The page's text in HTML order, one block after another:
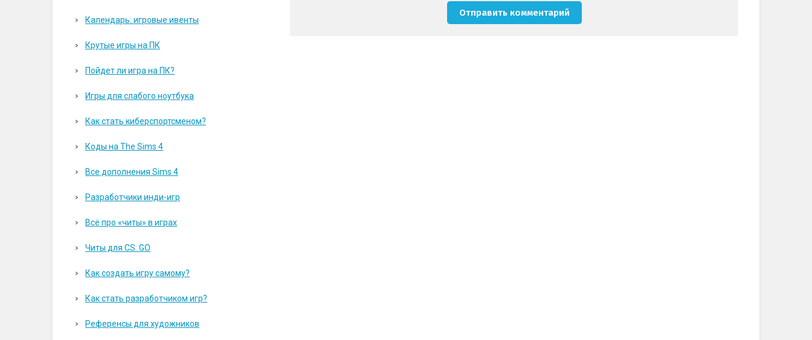
Календарь: игровые ивенты
Крутые игры на ПК
Пойдет ли игра на ПК?
Игры для слабого ноутбука
Как стать киберспортсменом?
Коды на The Sims 4
Все дополнения Sims 4
Разработчики инди-игр
Всё про «читы» в играх
Читы для CS: GO
Как создать игру самому?
Как стать разработчиком игр?
Референсы для художников